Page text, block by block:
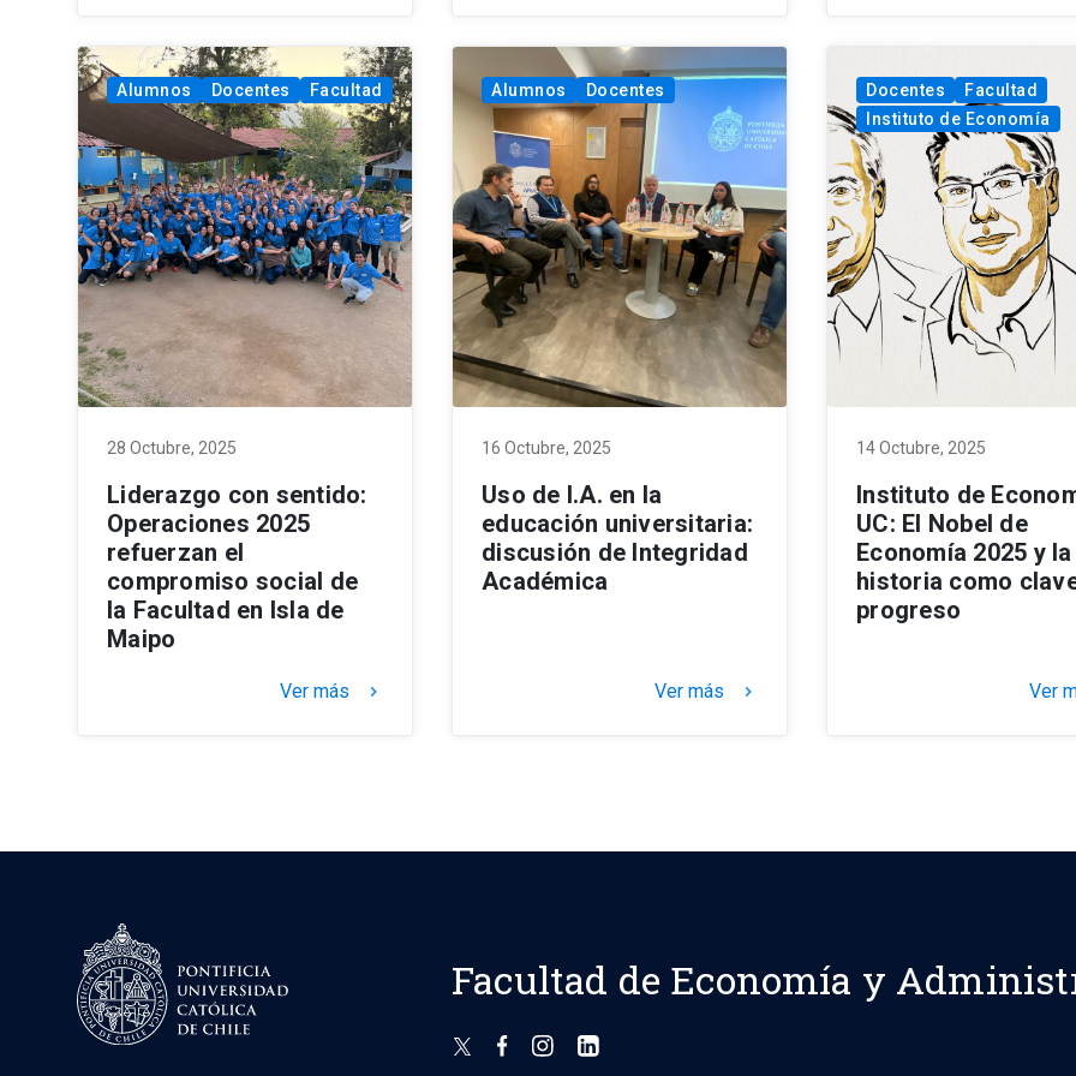
Alumnos Docentes Facultad
28 Octubre, 2025
Liderazgo con sentido:
Operaciones 2025
refuerzan el
compromiso social de
la Facultad en Isla de
Maipo
Ver más keyboard_arrow_right
Alumnos Docentes
16 Octubre, 2025
Uso de I.A. en la
educación universitaria:
discusión de Integridad
Académica
Ver más keyboard_arrow_right
Docentes
Facultad
Instituto de Economía
14 Octubre, 2025
Instituto de
UC: El Nobel de
Economía 2025 y la
historia como
progreso
Ver
Facultad de Economía y